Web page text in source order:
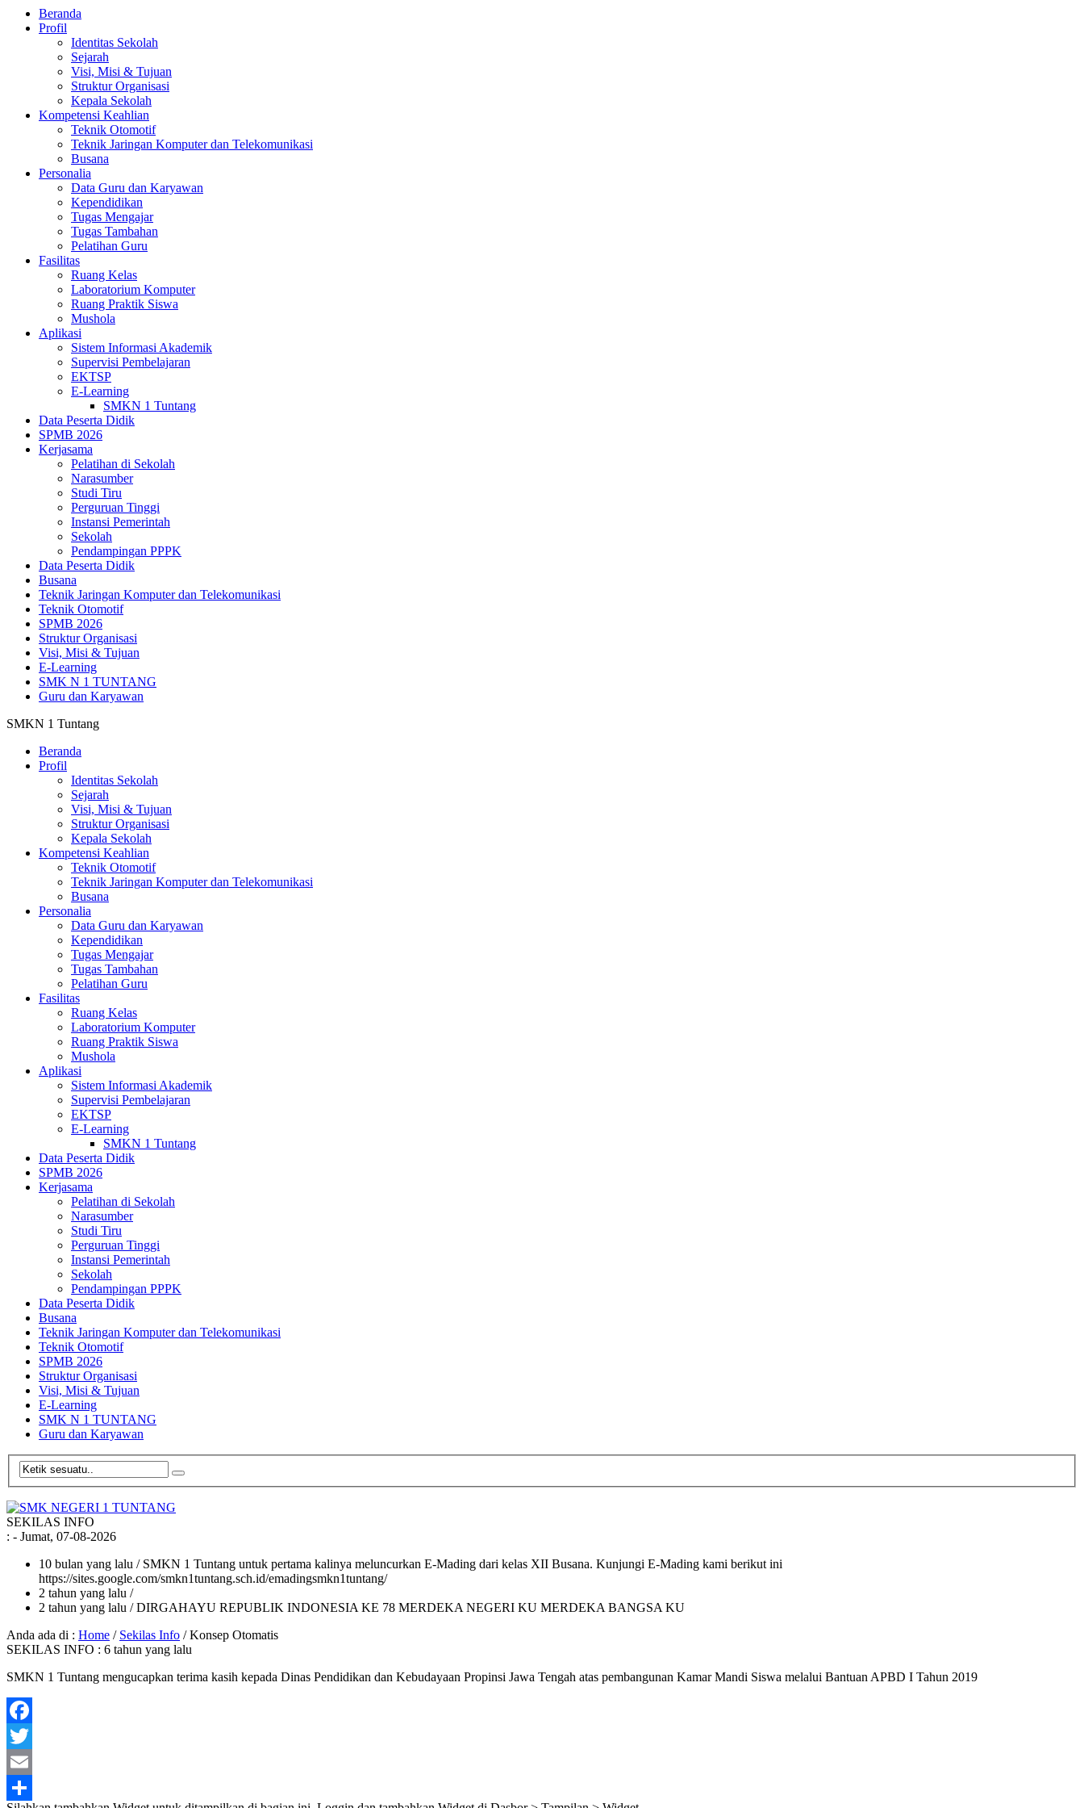
Beranda
Profil
Identitas Sekolah
Sejarah
Visi, Misi & Tujuan
Struktur Organisasi
Kepala Sekolah
Kompetensi Keahlian
Teknik Otomotif
Teknik Jaringan Komputer dan Telekomunikasi
Busana
Personalia
Data Guru dan Karyawan
Kependidikan
Tugas Mengajar
Tugas Tambahan
Pelatihan Guru
Fasilitas
Ruang Kelas
Laboratorium Komputer
Ruang Praktik Siswa
Mushola
Aplikasi
Sistem Informasi Akademik
Supervisi Pembelajaran
EKTSP
E-Learning
SMKN 1 Tuntang
Data Peserta Didik
SPMB 2026
Kerjasama
Pelatihan di Sekolah
Narasumber
Studi Tiru
Perguruan Tinggi
Instansi Pemerintah
Sekolah
Pendampingan PPPK
Data Peserta Didik
Busana
Teknik Jaringan Komputer dan Telekomunikasi
Teknik Otomotif
SPMB 2026
Struktur Organisasi
Visi, Misi & Tujuan
E-Learning
SMK N 1 TUNTANG
Guru dan Karyawan
SMKN 1 Tuntang
Beranda
Profil
Identitas Sekolah
Sejarah
Visi, Misi & Tujuan
Struktur Organisasi
Kepala Sekolah
Kompetensi Keahlian
Teknik Otomotif
Teknik Jaringan Komputer dan Telekomunikasi
Busana
Personalia
Data Guru dan Karyawan
Kependidikan
Tugas Mengajar
Tugas Tambahan
Pelatihan Guru
Fasilitas
Ruang Kelas
Laboratorium Komputer
Ruang Praktik Siswa
Mushola
Aplikasi
Sistem Informasi Akademik
Supervisi Pembelajaran
EKTSP
E-Learning
SMKN 1 Tuntang
Data Peserta Didik
SPMB 2026
Kerjasama
Pelatihan di Sekolah
Narasumber
Studi Tiru
Perguruan Tinggi
Instansi Pemerintah
Sekolah
Pendampingan PPPK
Data Peserta Didik
Busana
Teknik Jaringan Komputer dan Telekomunikasi
Teknik Otomotif
SPMB 2026
Struktur Organisasi
Visi, Misi & Tujuan
E-Learning
SMK N 1 TUNTANG
Guru dan Karyawan
SEKILAS INFO
: - Jumat, 07-08-2026
10 bulan yang lalu / SMKN 1 Tuntang untuk pertama kalinya meluncurkan E-Mading dari kelas XII Busana. Kunjungi E-Mading kami berikut ini
https://sites.google.com/smkn1tuntang.sch.id/emadingsmkn1tuntang/
2 tahun yang lalu /
2 tahun yang lalu / DIRGAHAYU REPUBLIK INDONESIA KE 78 MERDEKA NEGERI KU MERDEKA BANGSA KU
Anda ada di : Home / Sekilas Info /Konsep Otomatis
SEKILAS INFO : 6 tahun yang lalu
SMKN 1 Tuntang mengucapkan terima kasih kepada Dinas Pendidikan dan Kebudayaan Propinsi Jawa Tengah atas pembangunan Kamar Mandi Siswa melalui Bantuan APBD I Tahun 2019
Facebook
Twitter
Email